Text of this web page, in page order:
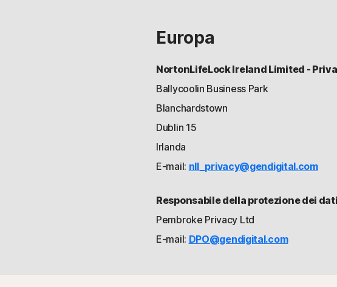
Europa
NortonLifeLock Ireland Limited -
Ballycoolin Business Park
Blanchardstown
Dublin 15
Irlanda
E-mail: nll_privacy@gendigital.com
Responsabile della protezione dei
Pembroke Privacy Ltd
E-mail: DPO@gendigital.com